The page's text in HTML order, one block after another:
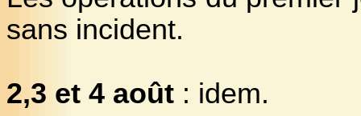
sans incident.
2,3 et 4 août : idem.